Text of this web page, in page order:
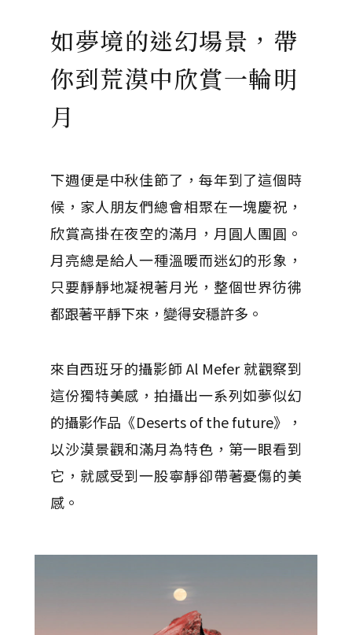
如夢境的迷幻場景，帶
你到荒漠中欣賞一輪明
月
下週便是中秋佳節了，每年到了這個時
候，家人朋友們總會相聚在一塊慶祝，
欣賞高掛在夜空的滿月，月圓人團圓。
月亮總是給人一種溫暖而迷幻的形象，
只要靜靜地凝視著月光，整個世界彷彿
都跟著平靜下來，變得安穩許多。
來自西班牙的攝影師 Al Mefer 就觀察到
這份獨特美感，拍攝出一系列如夢似幻
的攝影作品《Deserts of the future》，
以沙漠景觀和滿月為特色，第一眼看到
它，就感受到一股寧靜卻帶著憂傷的美
感。